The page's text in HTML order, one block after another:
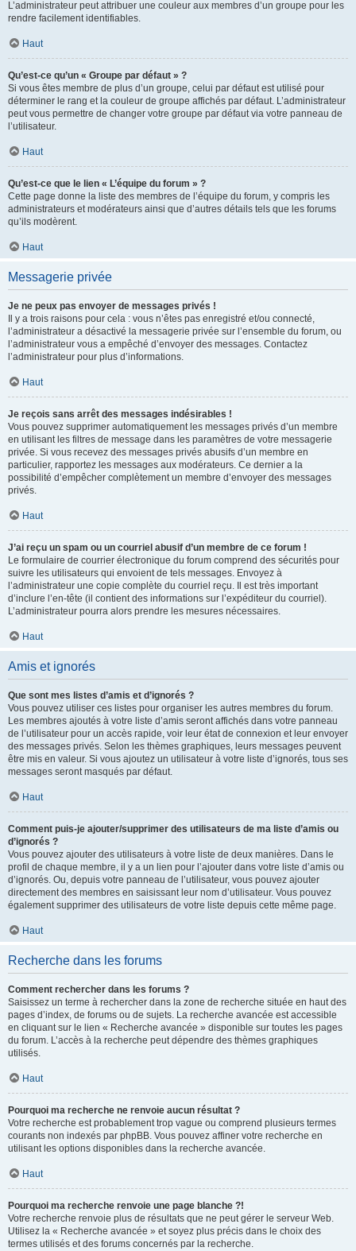
L’administrateur peut attribuer une couleur aux membres d’un groupe pour les
rendre facilement identifiables.
Haut
Qu’est-ce qu’un « Groupe par défaut » ?
Si vous êtes membre de plus d’un groupe, celui par défaut est utilisé pour
déterminer le rang et la couleur de groupe affichés par défaut. L’administrateur
peut vous permettre de changer votre groupe par défaut via votre panneau de
l’utilisateur.
Haut
Qu’est-ce que le lien « L’équipe du forum » ?
Cette page donne la liste des membres de l’équipe du forum, y compris les
administrateurs et modérateurs ainsi que d’autres détails tels que les forums
qu’ils modèrent.
Haut
Messagerie privée
Je ne peux pas envoyer de messages privés !
Il y a trois raisons pour cela : vous n’êtes pas enregistré et/ou connecté,
l’administrateur a désactivé la messagerie privée sur l’ensemble du forum, ou
l’administrateur vous a empêché d’envoyer des messages. Contactez
l’administrateur pour plus d’informations.
Haut
Je reçois sans arrêt des messages indésirables !
Vous pouvez supprimer automatiquement les messages privés d’un membre
en utilisant les filtres de message dans les paramètres de votre messagerie
privée. Si vous recevez des messages privés abusifs d’un membre en
particulier, rapportez les messages aux modérateurs. Ce dernier a la
possibilité d’empêcher complètement un membre d’envoyer des messages
privés.
Haut
J’ai reçu un spam ou un courriel abusif d’un membre de ce forum !
Le formulaire de courrier électronique du forum comprend des sécurités pour
suivre les utilisateurs qui envoient de tels messages. Envoyez à
l’administrateur une copie complète du courriel reçu. Il est très important
d’inclure l’en-tête (il contient des informations sur l’expéditeur du courriel).
L’administrateur pourra alors prendre les mesures nécessaires.
Haut
Amis et ignorés
Que sont mes listes d’amis et d’ignorés ?
Vous pouvez utiliser ces listes pour organiser les autres membres du forum.
Les membres ajoutés à votre liste d’amis seront affichés dans votre panneau
de l’utilisateur pour un accès rapide, voir leur état de connexion et leur envoyer
des messages privés. Selon les thèmes graphiques, leurs messages peuvent
être mis en valeur. Si vous ajoutez un utilisateur à votre liste d’ignorés, tous ses
messages seront masqués par défaut.
Haut
Comment puis-je ajouter/supprimer des utilisateurs de ma liste d’amis ou
d’ignorés ?
Vous pouvez ajouter des utilisateurs à votre liste de deux manières. Dans le
profil de chaque membre, il y a un lien pour l’ajouter dans votre liste d’amis ou
d’ignorés. Ou, depuis votre panneau de l’utilisateur, vous pouvez ajouter
directement des membres en saisissant leur nom d’utilisateur. Vous pouvez
également supprimer des utilisateurs de votre liste depuis cette même page.
Haut
Recherche dans les forums
Comment rechercher dans les forums ?
Saisissez un terme à rechercher dans la zone de recherche située en haut des
pages d’index, de forums ou de sujets. La recherche avancée est accessible
en cliquant sur le lien « Recherche avancée » disponible sur toutes les pages
du forum. L’accès à la recherche peut dépendre des thèmes graphiques
utilisés.
Haut
Pourquoi ma recherche ne renvoie aucun résultat ?
Votre recherche est probablement trop vague ou comprend plusieurs termes
courants non indexés par phpBB. Vous pouvez affiner votre recherche en
utilisant les options disponibles dans la recherche avancée.
Haut
Pourquoi ma recherche renvoie une page blanche ?!
Votre recherche renvoie plus de résultats que ne peut gérer le serveur Web.
Utilisez la « Recherche avancée » et soyez plus précis dans le choix des
termes utilisés et des forums concernés par la recherche.